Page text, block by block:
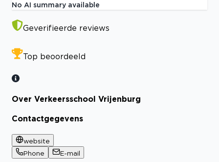
No AI summary available
Geverifieerde reviews
Top beoordeeld
Over Verkeersschool Vrijenburg
Contactgegevens
website
Phone
E-mail